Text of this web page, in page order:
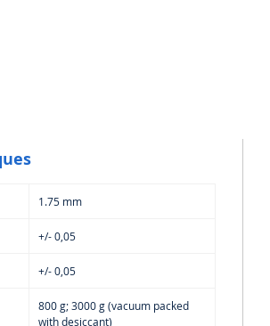
1.75 mm
+/- 0,05
+/- 0,05
800 g; 3000 g (vacuum packed
with desiccant)